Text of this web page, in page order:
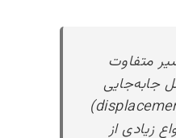
متفاوت
جا‌به‌جایی
(displacement compression)
زیادی از